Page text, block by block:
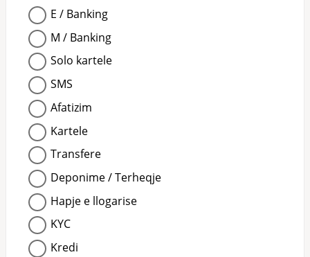
E / Banking
M / Banking
Solo kartele
SMS
Afatizim
Kartele
Transfere
Deponime / Terheqje
Hapje e llogarise
KYC
Kredi